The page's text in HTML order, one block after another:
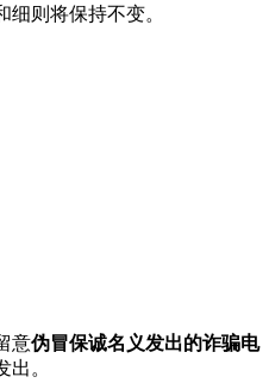
则将保持不变。
意伪冒保诚名义发出的诈骗电
出。